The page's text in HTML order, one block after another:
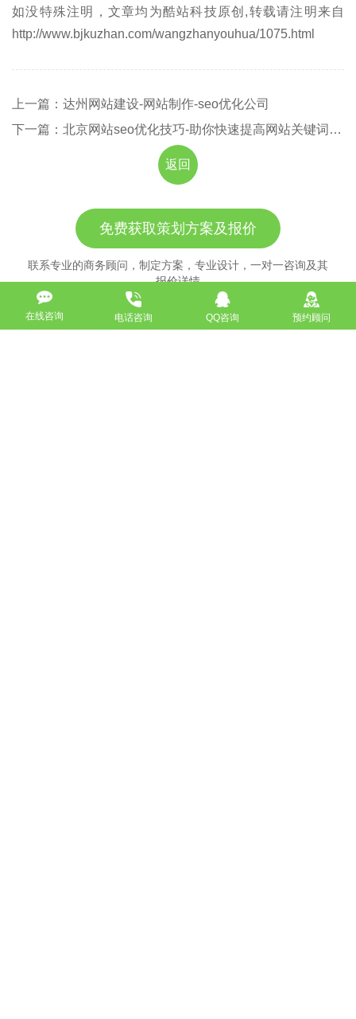
如没特殊注明，文章均为酷站科技原创,转载请注明来自
http://www.bjkuzhan.com/wangzhanyouhua/1075.html
上一篇：达州网站建设-网站制作-seo优化公司
下一篇：北京网站seo优化技巧-助你快速提高网站关键词排名
返回
免费获取策划方案及报价
联系专业的商务顾问，制定方案，专业设计，一对一咨询及其
报价详情
服务热线
在线咨询 电话咨询 QQ咨询 预约顾问